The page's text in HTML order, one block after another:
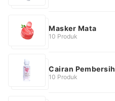
Masker Mata
10 Produk
Cairan
10 Produk